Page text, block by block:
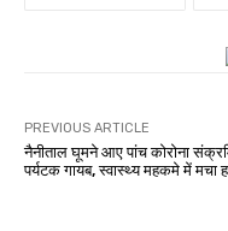
PREVIOUS ARTICLE
नैनीताल घूमने आए पांच कोरोना
पर्यटक गायब, स्वास्थ्य महकमे में मचा